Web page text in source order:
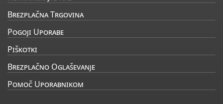
Brezplačna Trgovina
Pogoji Uporabe
Piškotki
Brezplačno Oglaševanje
Pomoč Uporabnikom